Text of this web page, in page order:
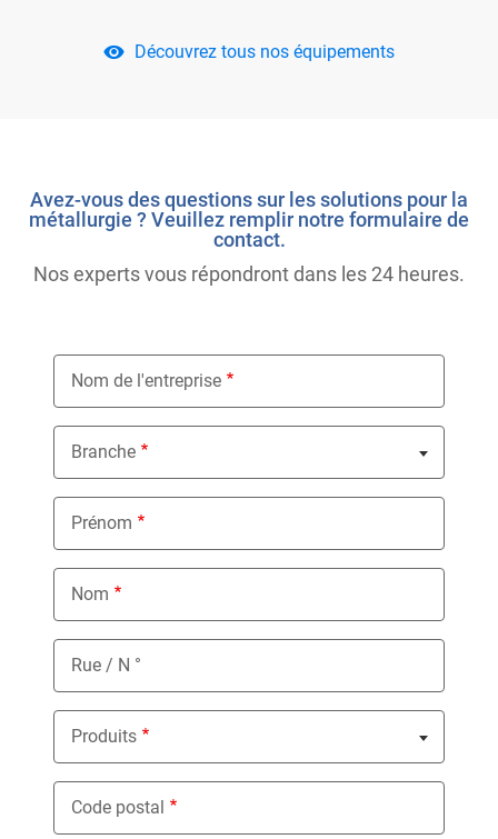
Découvrez tous nos équipements
Avez-vous des questions sur les solutions pour la
métallurgie ? Veuillez remplir notre formulaire de
contact.
Nos experts vous répondront dans les 24 heures.
Nom de l'entreprise
Branche
Nothing selected
Prénom
Nom
Rue / N °
Produits
Nothing selected
Code postal